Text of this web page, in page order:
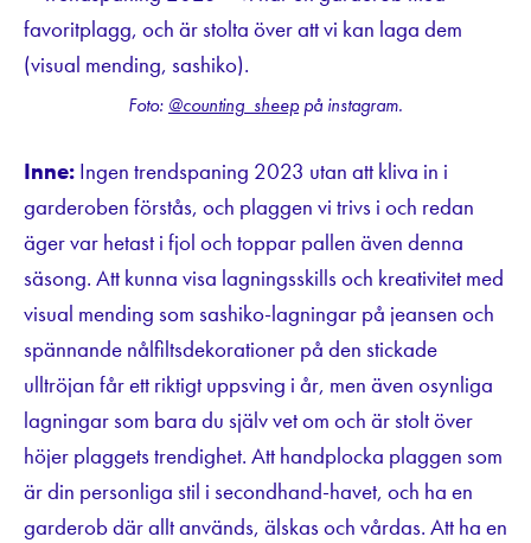
Foto: @counting_sheeppå instagram.
Inne: Ingen trendspaning 2023 utan att kliva in i
garderoben förstås, och plaggen vi trivs i och redan
äger var hetast i fjol och toppar pallen även denna
säsong. Att kunna visa lagningsskills och kreativitet med
visual mending som sashiko-lagningar på jeansen och
spännande nålfiltsdekorationer på den stickade
ulltröjan får ett riktigt uppsving i år, men även osynliga
lagningar som bara du själv vet om och är stolt över
höjer plaggets trendighet. Att handplocka plaggen som
är din personliga stil i secondhand-havet, och ha en
garderob där allt används, älskas och vårdas. Att ha en